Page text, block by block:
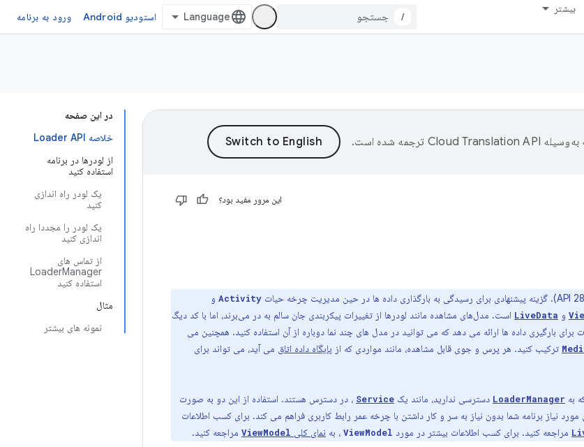
بیشتر
/ استودیو Android ورود به برنامه
در این صفحه
خلاصه Loader API
از لودرها در برنامه
استفاده کنید
یک لودر راه اندازی
کنید
یک لودر را مجددا راه
اندازی کنید
از تماس های
LoaderManager
استفاده کنید
مثال
نمونه های بیشتر
ترجمه شده است.
این مرور مفید بود؟
Activity و
و LiveData است. مدل‌های مشاهده مانند لودرها از تغییرات پیکربندی جان سالم به در می‌برند، اما با کد دیگ
بارگیری داده ها ارائه می دهد که می توانید در مدل های چند نما دوباره از آن استفاده کنید. همچنین می
ترکیب کنید. هر پرس و جوی قابل مشاهده، مانند مواردی که از پایگاه داده اتاق می آید، می تواند برای
به LoaderManager دسترسی ندارید، مانند یک Service ، در دسترس هستند. استفاده از این دو به صورت
نیاز برنامه شما بدون نیاز به سر و کار داشتن با چرخه عمر رابط کاربری فراهم می کند. برای کسب اطلاعات
مراجعه کنید. برای کسب اطلاعات بیشتر در مورد ViewModel ، به نمای کلی ViewModel مراجعه کنید.